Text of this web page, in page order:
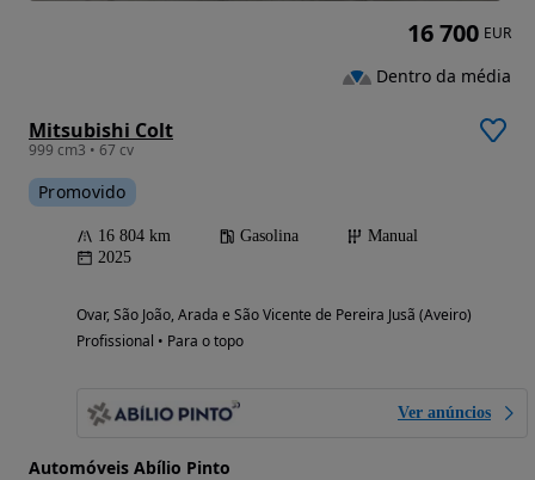
Mitsubishi Colt
999 cm3 • 67 cv
Promovido
16 804 km Gasolina
Manual
2025
Ovar, São João, Arada e São Vicente de Pereira Jusã (Aveiro)
Profissional • Para o topo
Ver anúncios
Automóveis Abílio Pinto
16 700 EUR
Dentro da média